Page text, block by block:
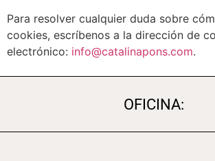
Para resolver cualquier duda sobre
cookies, escríbenos a la dirección de
electrónico: info@catalinapons.com.
OFICINA: